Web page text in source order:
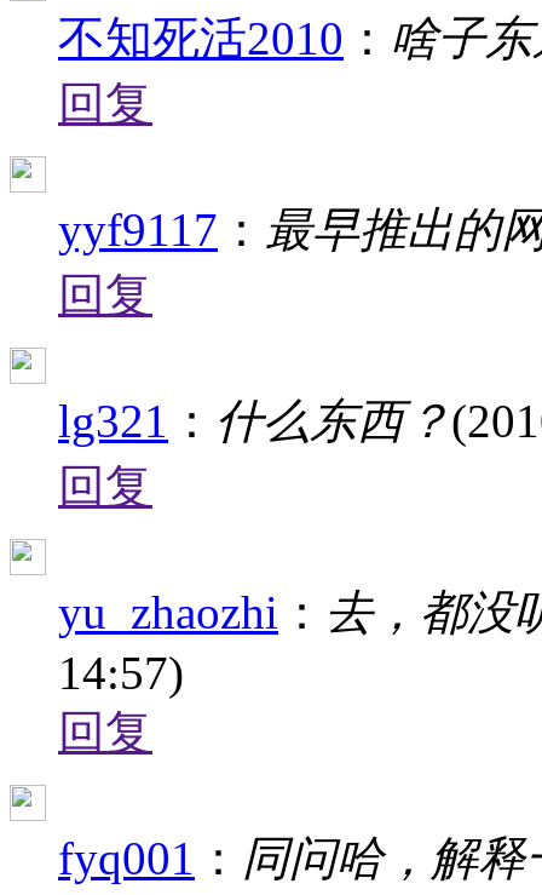
不知死活2010 ： 啥子
回复
yyf9117 ： 最早推出的
回复
lg321 ： 什么东西？
回复
yu_zhaozhi ： 去，都没
14:57)
回复
fyq001 ： 同问哈，解释